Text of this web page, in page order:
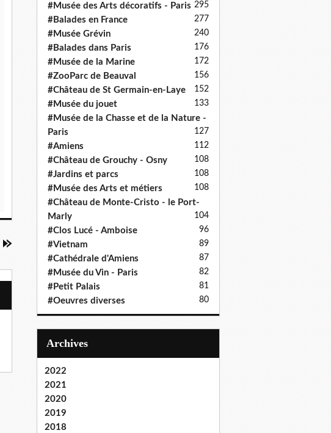
#Musée des Arts décoratifs - Paris 295
#Balades en France 277
#Musée Grévin 240
#Balades dans Paris 176
#Musée de la Marine 172
#ZooParc de Beauval 156
#Château de St Germain-en-Laye 152
#Musée du jouet 133
#Musée de la Chasse et de la Nature -
Paris
127
#Amiens 112
#Château de Grouchy - Osny 108
#Jardins et parcs 108
#Musée des Arts et métiers 108
#Château de Monte-Cristo - le Port-
Marly
104
#Clos Lucé - Amboise 96
#Vietnam 89
#Cathédrale d'Amiens 87
#Musée du Vin - Paris 82
#Petit Palais 81
#Oeuvres diverses 80
Archives
2022
2021
2020
2019
2018